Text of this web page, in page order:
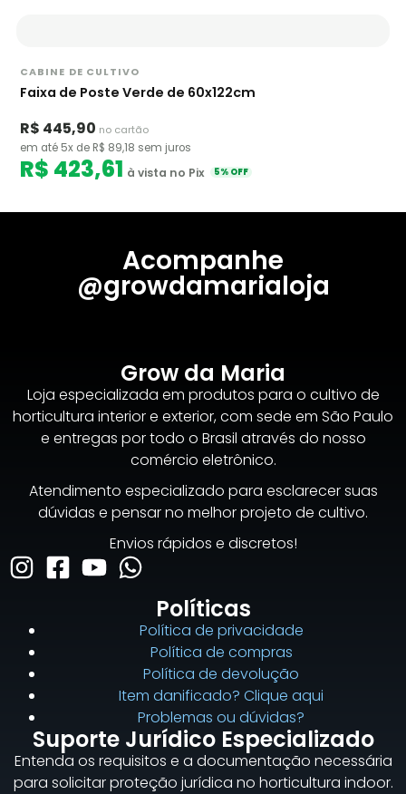
CABINE DE CULTIVO
Faixa de Poste Verde de 60x122cm
R$ 445,90 no cartão
em até 5x de R$ 89,18 sem juros
R$ 423,61 à vista no Pix 5% OFF
Acompanhe
@growdamarialoja
Grow da Maria
Loja especializada em produtos para o cultivo de
horticultura interior e exterior, com sede em São Paulo
e entregas por todo o Brasil através do nosso
comércio eletrônico.
Atendimento especializado para esclarecer suas
dúvidas e pensar no melhor projeto de cultivo.
Envios rápidos e discretos!
Políticas
Política de privacidade
Política de compras
Política de devolução
Item danificado? Clique aqui
Problemas ou dúvidas?
Suporte Jurídico Especializado
Entenda os requisitos e a documentação necessária
para solicitar proteção jurídica no horticultura indoor.